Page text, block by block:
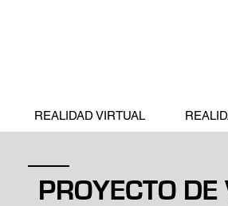
REALIDAD VIRTUAL
PROYECTO